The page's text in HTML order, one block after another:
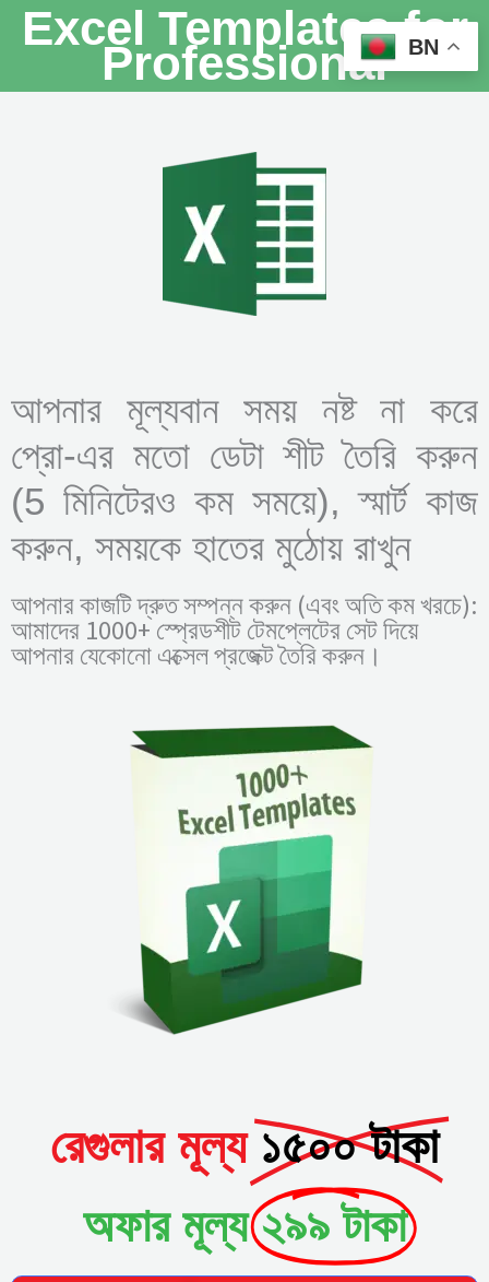
Excel Templates for
Professional
আপনার মূল্যবান সময় নষ্ট না করে
প্রো-এর মতো ডেটা শীট তৈরি করুন
(5 মিনিটেরও কম সময়ে), স্মার্ট কাজ
করুন, সময়কে হাতের মুঠোয় রাখুন
আপনার কাজটি দ্রুত সম্পন্ন করুন (এবং অতি কম খরচে):
আমাদের 1000+ স্প্রেডশীট টেমপ্লেটের সেট দিয়ে
আপনার যেকোনো এক্সেল প্রজেক্ট তৈরি করুন।
রেগুলার মূল্য ১৫০০ টাকা
অফার মূল্য২৯৯ টাকা
BN